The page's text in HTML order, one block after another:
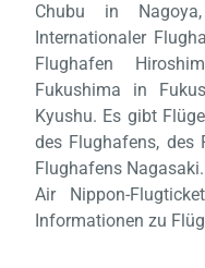
Chubu in
Internationaler
Flughafen
Fukushima in
Kyushu. Es gibt
des Flughafens, des
Flughafens
Air Nippon-
Informationen zu